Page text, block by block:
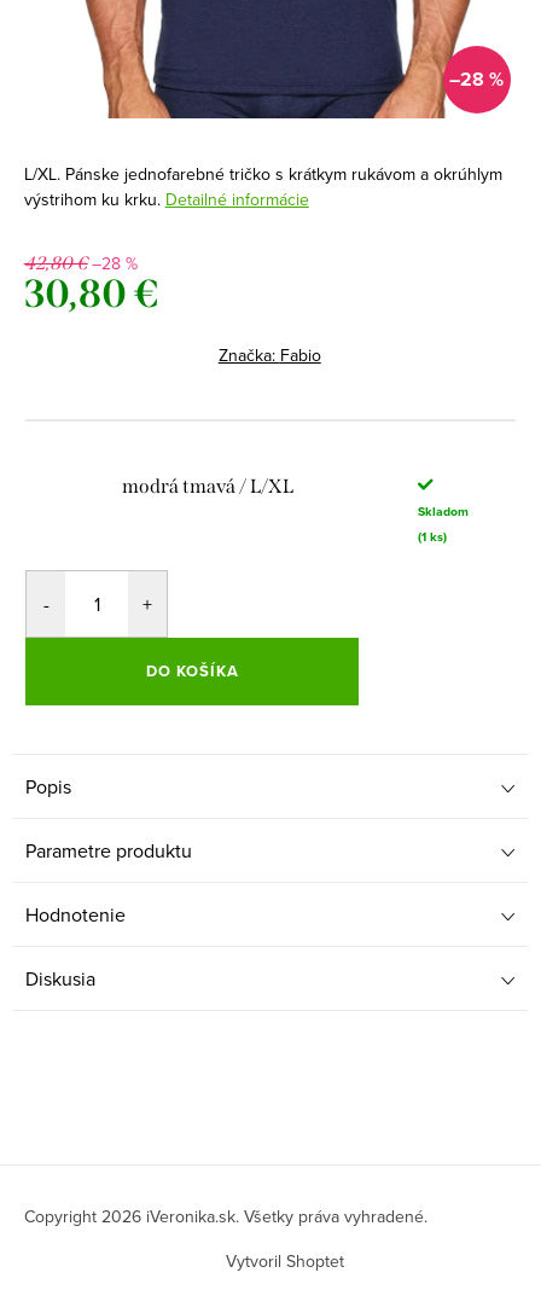
–28 %
L/XL. Pánske jednofarebné tričko s krátkym rukávom a okrúhlym
výstrihom ku krku. Detailné informácie
42,80 €–28 %
30,80 €
Značka: Fabio
modrá tmavá / L/XL
Skladom
(1 ks)
DO KOŠÍKA
Popis
Parametre produktu
Hodnotenie
Diskusia
Vytvoril Shoptet
Copyright 2026 iVeronika.sk. Všetky práva vyhradené.